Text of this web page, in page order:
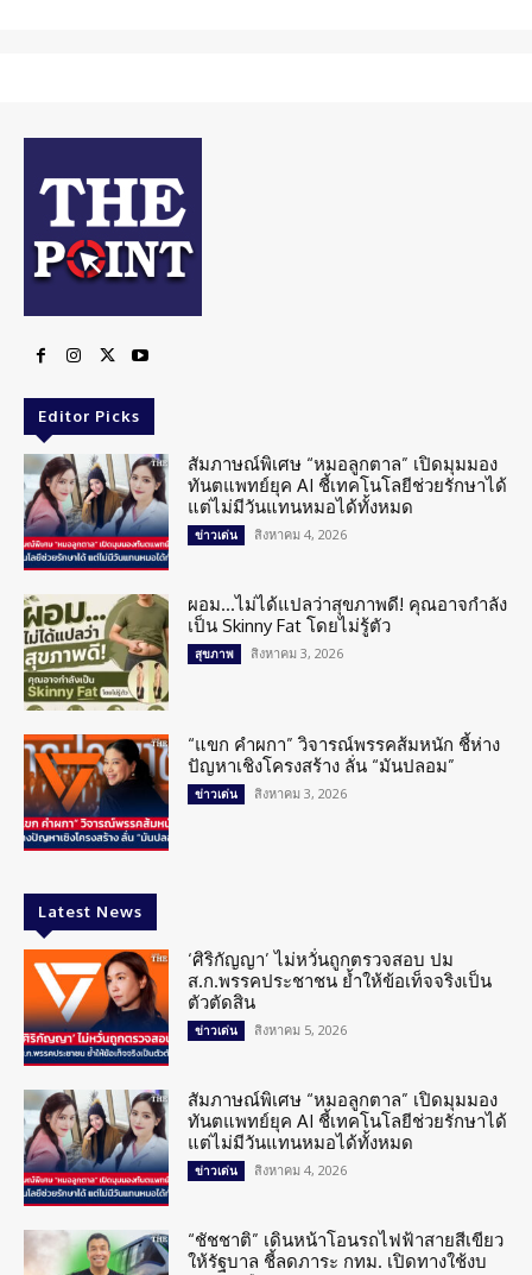
Editor Picks
สัมภาษณ์พิเศษ “หมอลูกตาล” เปิดมุมมอง
ทันตแพทย์ยุค AI ชี้เทคโนโลยีช่วยรักษาได้
แต่ไม่มีวันแทนหมอได้ทั้งหมด
ข่าวเด่น สิงหาคม 4, 2026
ผอม…ไม่ได้แปลว่าสุขภาพดี! คุณอาจกำลัง
เป็น Skinny Fat โดยไม่รู้ตัว
สุขภาพ สิงหาคม 3, 2026
“แขก คำผกา” วิจารณ์พรรคส้มหนัก ชี้ห่าง
ปัญหาเชิงโครงสร้าง ลั่น “มันปลอม”
ข่าวเด่น สิงหาคม 3, 2026
Latest News
‘ศิริกัญญา’ ไม่หวั่นถูกตรวจสอบ ปม
ส.ก.พรรคประชาชน ย้ำให้ข้อเท็จจริงเป็น
ตัวตัดสิน
ข่าวเด่น สิงหาคม 5, 2026
สัมภาษณ์พิเศษ “หมอลูกตาล” เปิดมุมมอง
ทันตแพทย์ยุค AI ชี้เทคโนโลยีช่วยรักษาได้
แต่ไม่มีวันแทนหมอได้ทั้งหมด
ข่าวเด่น สิงหาคม 4, 2026
“ชัชชาติ” เดินหน้าโอนรถไฟฟ้าสายสีเขียว
ให้รัฐบาล ชี้ลดภาระ กทม. เปิดทางใช้งบ